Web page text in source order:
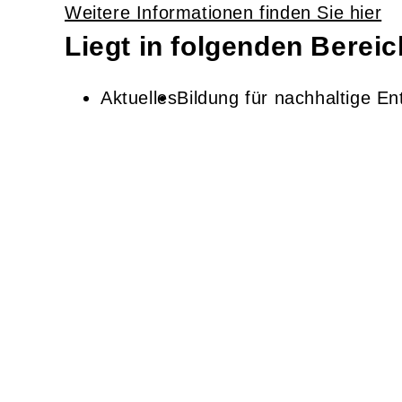
Weitere Informationen finden Sie hier
Liegt in folgenden
AktuellesBildung für nachhaltige